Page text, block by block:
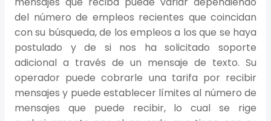
del número de empleos recientes que coincidan
con su búsqueda, de los empleos a los que se haya
postulado y de si nos ha solicitado soporte
adicional a través de un mensaje de texto. Su
operador puede cobrarle una tarifa por recibir
mensajes y puede establecer límites al número de
mensajes que puede recibir, lo cual se rige